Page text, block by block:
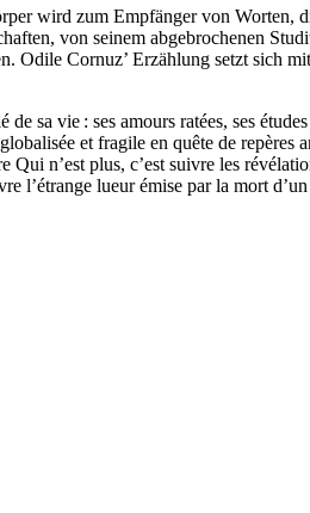
wird zum Empfänger von Worten,
von seinem abgebrochenen
Cornuz’ Erzählung setzt sich
sa vie : ses amours ratées, ses
et fragile en quête de
n’est plus, c’est suivre les
l’étrange lueur émise par la mort